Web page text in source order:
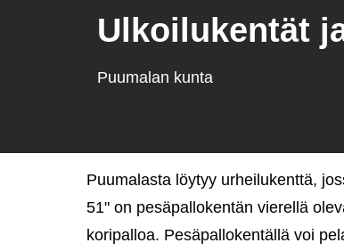
Ulkoilukentät
Puumalan kunta
Puumalasta löytyy urheilukenttä,
51" on pesäpallokentän vierellä
koripalloa. Pesäpallokentällä voi